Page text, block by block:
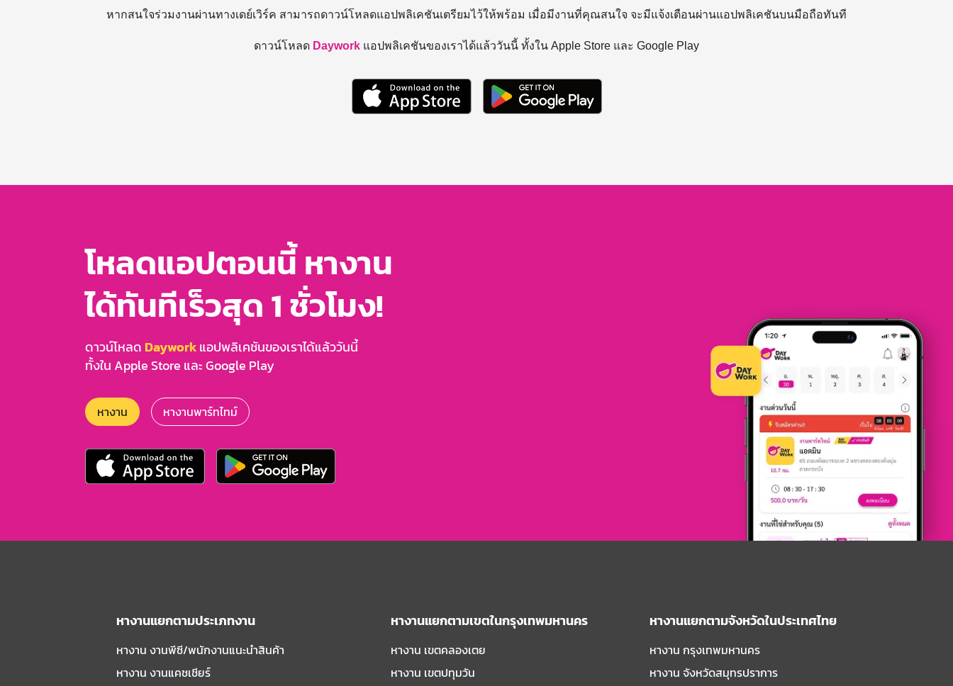
หากสนใจร่วมงานผ่านทางเดย์เวิร์ค สามารถดาวน์โหลดแอปพลิเคชันเตรียมไว้ให้พร้อม เมื่อมีงานที่คุณสนใจ จะมีแจ้งเตือนผ่านแอปพลิเคชันบนมือถือทันที
ดาวน์โหลด Daywork แอปพลิเคชันของเราได้แล้ววันนี้ ทั้งใน Apple Store และ Google Play
โหลดแอปตอนนี้ หางาน
ได้ทันทีเร็วสุด 1 ชั่วโมง!
ดาวน์โหลด Dayworkแอปพลิเคชันของเราได้แล้ววันนี้
ทั้งใน Apple Store และ Google Play
หางาน หางานพาร์ทไทม์
หางานแยกตามประเภทงาน
หางาน งานพีซี/พนักงานแนะนําสินค้า
หางาน งานแคชเชียร์
หางานแยกตามเขตในกรุงเทพมหานคร
หางาน เขตคลองเตย
หางาน เขตปทุมวัน
หางานแยกตามจังหวัดในประเทศไทย
หางาน กรุงเทพมหานคร
หางาน จังหวัดสมุทรปราการ